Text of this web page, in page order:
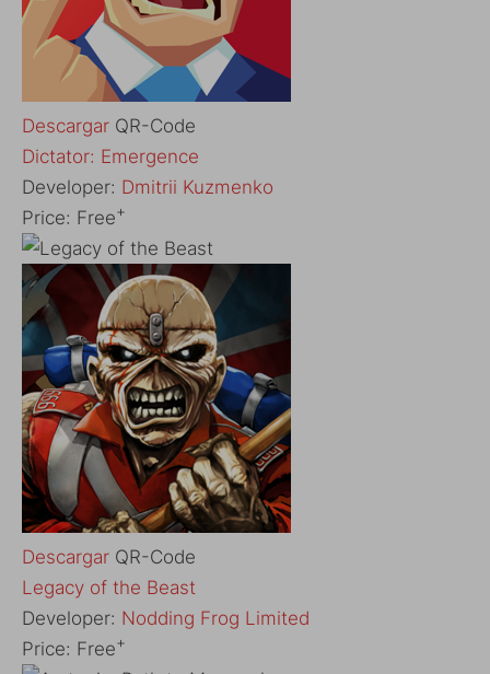
Descargar QR-Code
‎Dictator: Emergence
Developer: Dmitrii Kuzmenko
Price: Free+
Descargar QR-Code
‎Legacy of the Beast
Developer: Nodding Frog Limited
Price: Free+